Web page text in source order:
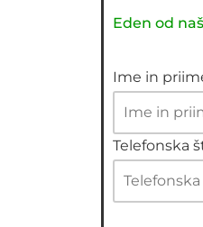
Eden od
Ime in
Telefonska